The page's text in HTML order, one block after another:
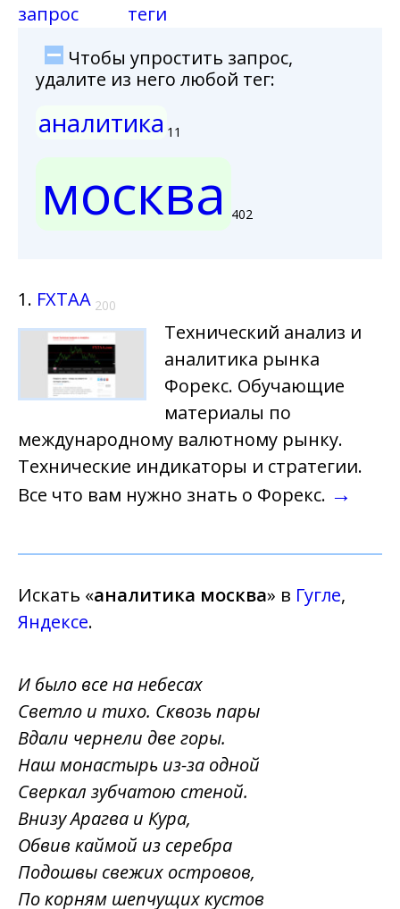
запрос
теги
Чтобы упростить запрос,
удалите из него любой тег:
аналитика 11
москва 402
1. FXTAA 200
Технический анализ и
аналитика рынка
Форекс. Обучающие
материалы по
международному валютному рынку.
Технические индикаторы и стратегии.
Все что вам нужно знать о Форекс. →
Искать «аналитика москва» в Гугле,
Яндексе.
И было все на небесах
Светло и тихо. Сквозь пары
Вдали чернели две горы.
Наш монастырь из-за одной
Сверкал зубчатою стеной.
Внизу Арагва и Кура,
Обвив каймой из серебра
Подошвы свежих островов,
По корням шепчущих кустов